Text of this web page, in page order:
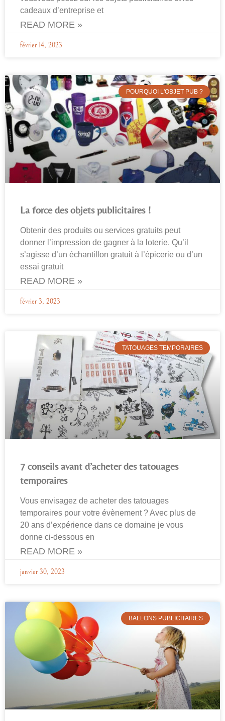
cadeaux d’entreprise et
READ MORE »
février 14, 2023
POURQUOI L'OBJET PUB ?
La force des objets publicitaires !
Obtenir des produits ou services gratuits peut
donner l’impression de gagner à la loterie. Qu’il
s’agisse d’un échantillon gratuit à l’épicerie ou d’un
essai gratuit
READ MORE »
février 3, 2023
TATOUAGES TEMPORAIRES
7 conseils avant d’acheter des tatouages
temporaires
Vous envisagez de acheter des tatouages
temporaires pour votre évènement ? Avec plus de
20 ans d’expérience dans ce domaine je vous
donne ci-dessous en
READ MORE »
janvier 30, 2023
BALLONS PUBLICITAIRES